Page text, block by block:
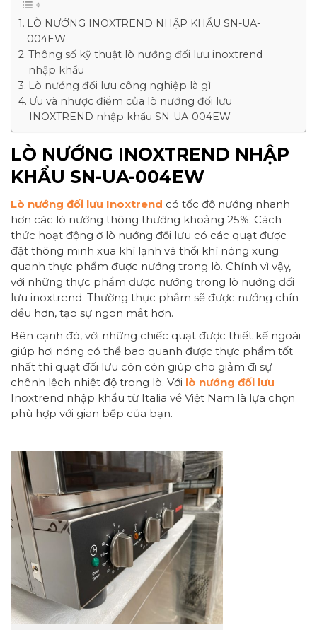
LÒ NƯỚNG INOXTREND NHẬP KHẨU SN-UA-
004EW
Thông số kỹ thuật lò nướng đối lưu inoxtrend
nhập khẩu
Lò nướng đối lưu công nghiệp là gì
Ưu và nhược điểm của lò nướng đối lưu
INOXTREND nhập khẩu SN-UA-004EW
LÒ NƯỚNG INOXTREND NHẬP
KHẨU SN-UA-004EW
Lò nướng đối lưu Inoxtrend có tốc độ nướng nhanh
hơn các lò nướng thông thường khoảng 25%. Cách
thức hoạt động ở lò nướng đối lưu có các quạt được
đặt thông minh xua khí lạnh và thổi khí nóng xung
quanh thực phẩm được nướng trong lò. Chính vì vậy,
với những thực phẩm được nướng trong lò nướng đối
lưu inoxtrend. Thường thực phẩm sẽ được nướng chín
đều hơn, tạo sự ngon mắt hơn.
Bên cạnh đó, với những chiếc quạt được thiết kế ngoài
giúp hơi nóng có thể bao quanh được thực phẩm tốt
nhất thì quạt đối lưu còn còn giúp cho giảm đi sự
chênh lệch nhiệt độ trong lò. Với lò nướng đối lưu
Inoxtrend nhập khẩu từ Italia về Việt Nam là lựa chọn
phù hợp với gian bếp của bạn.